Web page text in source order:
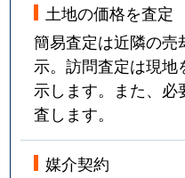
土地の価格を査定
簡易査定は近隣の
示。訪問査定は現
示します。また、
査します。
媒介契約